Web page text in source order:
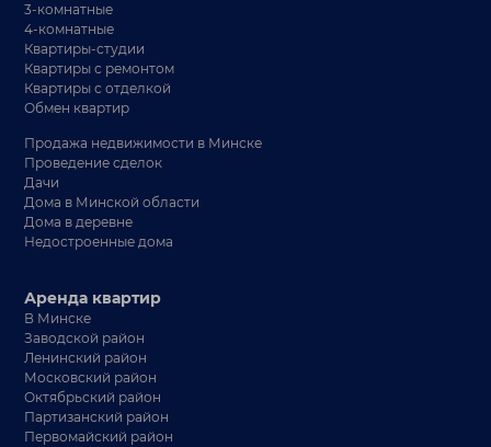
3-комнатные
4-комнатные
Квартиры-студии
Квартиры с ремонтом
Квартиры с отделкой
Обмен квартир
Продажа недвижимости в Минске
Проведение сделок
Дачи
Дома в Минской области
Дома в деревне
Недостроенные дома
Аренда квартир
В Минске
Заводской район
Ленинский район
Московский район
Октябрьский район
Партизанский район
Первомайский район